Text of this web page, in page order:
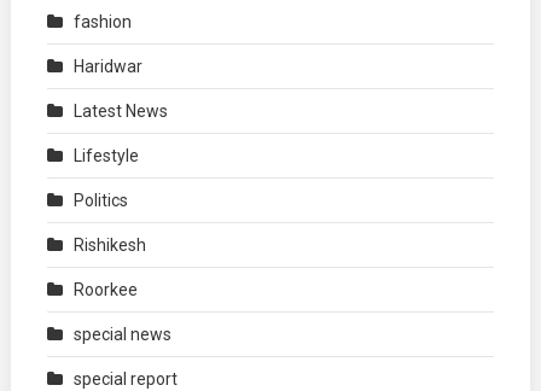
fashion
Haridwar
Latest News
Lifestyle
Politics
Rishikesh
Roorkee
special news
special report